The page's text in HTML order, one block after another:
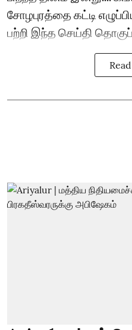
சோழபுரத்தை கட்டி
பற்றி இந்த செய்தி